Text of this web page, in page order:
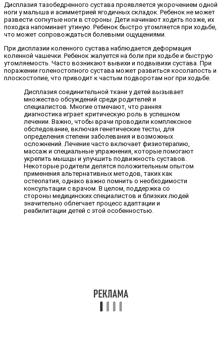
Дисплазия тазобедренного сустава проявляется укорочением одной
ноги у малыша и асимметрией ягодичных складок. Ребенок не может
развести согнутые ноги в стороны. Дети начинают ходить позже, их
походка напоминает утиную. Ребенок быстро утомляется при ходьбе,
что может сопровождаться болевыми ощущениями.
При дисплазии коленного сустава наблюдается деформация
коленной чашечки. Ребенок жалуется на боли при ходьбе и быструю
утомляемость. Часто возникают вывихи и подвывихи сустава. При
поражении голеностопного сустава может развиться косолапость и
плоскостопие, что приводит к частым подворотам ног при ходьбе.
Дисплазия соединительной ткани у детей вызывает
множество обсуждений среди родителей и
специалистов. Многие отмечают, что ранняя
диагностика играет критическую роль в успешном
лечении. Важно, чтобы врачи проводили комплексное
обследование, включая генетические тесты, для
определения степени заболевания и возможных
осложнений. Лечение часто включает физиотерапию,
массаж и специальные упражнения, которые помогают
укрепить мышцы и улучшить подвижность суставов.
Некоторые родители делятся положительным опытом
применения альтернативных методов, таких как
остеопатия, однако важно помнить о необходимости
консультации с врачом. В целом, поддержка со
стороны медицинских специалистов и близких людей
значительно облегчает процесс адаптации и
реабилитации детей с этой особенностью.